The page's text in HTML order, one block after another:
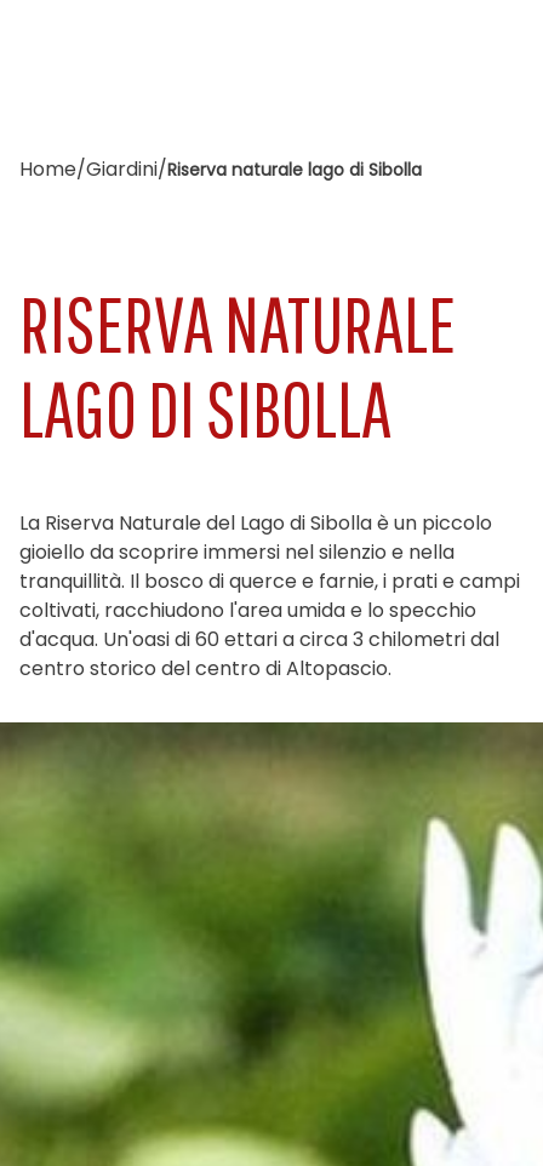
Home/Giardini/Riserva naturale lago di Sibolla
RISERVA NATURALE
LAGO DI SIBOLLA
La Riserva Naturale del Lago di Sibolla è un piccolo
gioiello da scoprire immersi nel silenzio e nella
tranquillità. Il bosco di querce e farnie, i prati e campi
coltivati, racchiudono l'area umida e lo specchio
d'acqua. Un'oasi di 60 ettari a circa 3 chilometri dal
centro storico del centro di Altopascio.